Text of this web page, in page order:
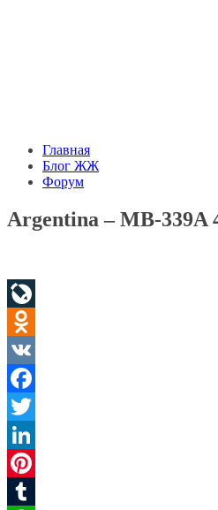
Главная
Блог ЖЖ
Форум
Argentina – MB-339A
LiveJournal
Odnoklassniki
VK
Facebook
Twitter
LinkedIn
Pinterest